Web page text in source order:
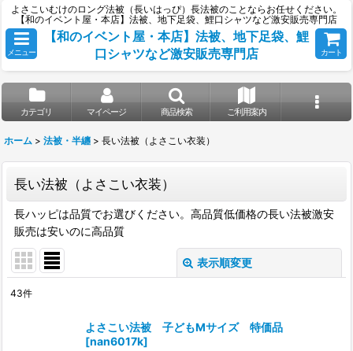
よさこいむけのロング法被（長いはっぴ）長法被のことならお任せください。
【和のイベント屋・本店】法被、地下足袋、鯉口シャツなど激安販売専門店
メニュー
【和のイベント屋・本店】法被、地下足袋、鯉
口シャツなど激安販売専門店
カート
カテゴリ マイページ 商品検索 ご利用案内
ホーム > 法被・半纏 > 長い法被（よさこい衣装）
長い法被（よさこい衣装）
長ハッピは品質でお選びください。高品質低価格の長い法被激安
販売は安いのに高品質
表示順変更
43件
よさこい法被 子どもMサイズ 特価品
[nan6017k]